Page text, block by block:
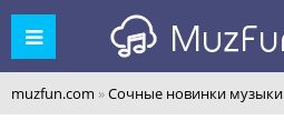
muzfun.com »Сочные новинки музыки